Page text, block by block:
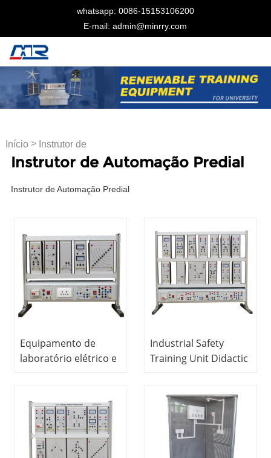
whatsapp: 0086-15153106200
E-mail: admin@minrry.com
Início> Instrutor de
Automação Predial
Instrutor de Automação Predial
Instrutor de Automação Predial
Equipamento de
laboratório elétrico e
terra, equipamento
de ensino de
educação para
laboratório escolar
Industrial Safety
Training Unit Didactic
Electrical Laboratory
Equipment